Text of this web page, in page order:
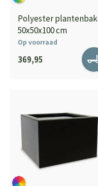
Polyester plantenbak
50x50x100 cm
Op voorraad
369,95